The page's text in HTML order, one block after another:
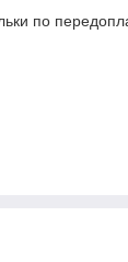
по